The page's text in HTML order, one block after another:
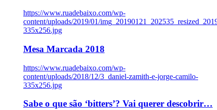
https://www.ruadebaixo.com/wp-
content/uploads/2019/01/
335x256.jpg
Mesa Marcada 2018
https://www.ruadebaixo.com/wp-
content/uploads/2018/12/3_daniel-zamith-e-jorge-camilo-
335x256.jpg
Sabe o que são ‘bitters’? Vai querer descobrir…